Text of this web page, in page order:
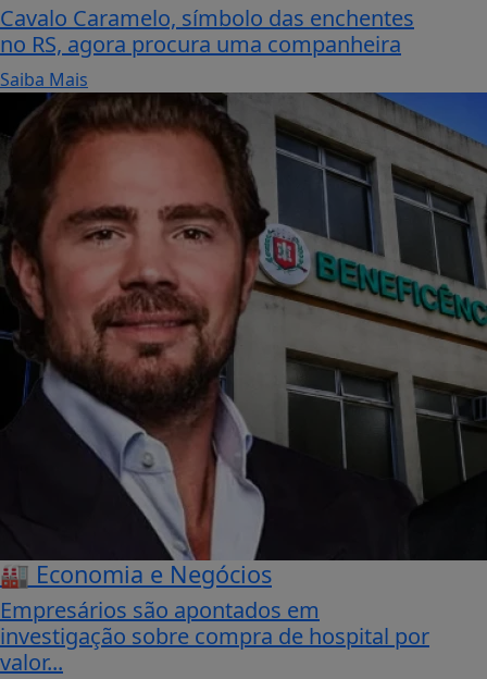
Cavalo Caramelo, símbolo das enchentes
no RS, agora procura uma companheira
Saiba Mais
🏭 Economia e Negócios
Empresários são apontados em
investigação sobre compra de hospital por
valor...